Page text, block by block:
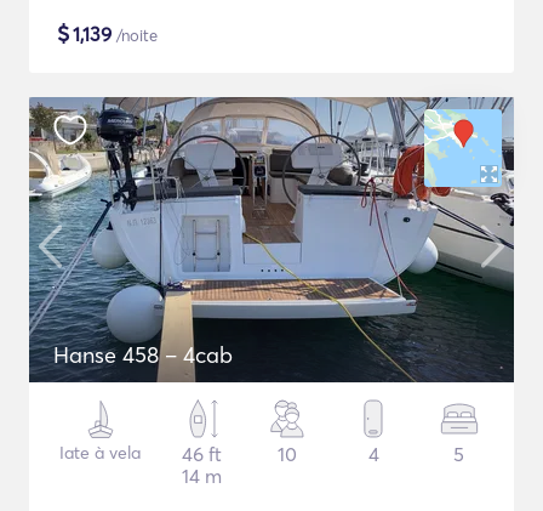
$1,139 /noite
Hanse 458 – 4cab
Iate à vela
46 ft
14 m
10 4 5